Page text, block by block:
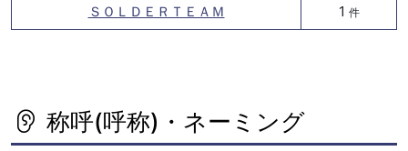
ＳＯＬＤＥＲＴＥＡＭ 1 件
称呼(呼称)・ネーミング